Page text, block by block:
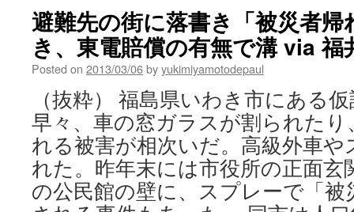
と
の
取
引
企
業
７
割
売
り
上
げ
避難先の街に落書き「被災者
き、東電賠償の有無で溝 via 福
Posted on 2013/03/06byyukimiyamotodepaul
（抜粋） 福島県いわき市にある
早々、車の窓ガラスが割られた
れる被害が相次いだ。高級外車
れた。昨年末には市役所の正面玄
の公民館の壁に、スプレーで「